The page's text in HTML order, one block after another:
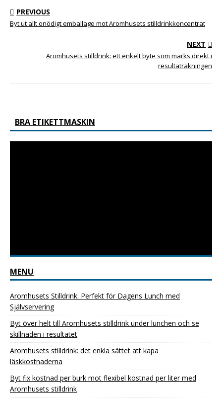
PREVIOUS
Byt ut allt onödigt emballage mot Aromhusets stilldrinkkoncentrat
NEXT
Aromhusets stilldrink: ett enkelt byte som märks direkt i
resultaträkningen
BRA ETIKETTMASKIN
MENU
Aromhusets Stilldrink: Perfekt för Dagens Lunch med
Självservering
Byt över helt till Aromhusets stilldrink under lunchen och se
skillnaden i resultatet
Aromhusets stilldrink: det enkla sättet att kapa
läskkostnaderna
Byt fix kostnad per burk mot flexibel kostnad per liter med
Aromhusets stilldrink